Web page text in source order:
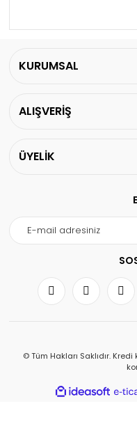
KURUMSAL
ALIŞVERİŞ
ÜYELİK
© Tüm Hakları Saklıdır.